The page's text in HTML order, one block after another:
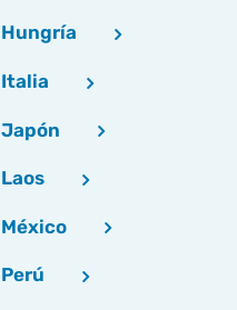
Hungría
Italia
Japón
Laos
México
Perú